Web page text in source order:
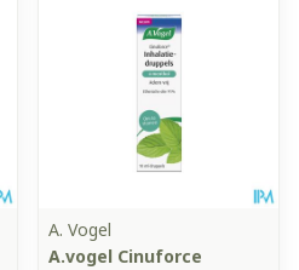
A. Vogel
A.vogel Cinuforce